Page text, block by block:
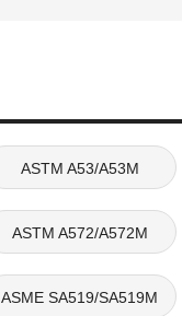
ASTM A53/A53M
ASTM A572/A572M
ASME SA519/SA519M